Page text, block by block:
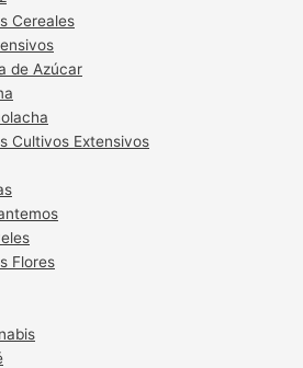
Cereales
de Azúcar
Cultivos Extensivos
Flores